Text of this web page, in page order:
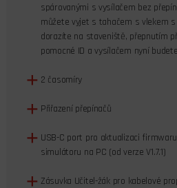
spárovanými s vysílačem bez
můžete vyjet s tahačem s vlekem
dorazíte na staveniště, přepnutím
pomocné ID a vysílačem nyní
2 časomíry
Přiřazení přepínačů
USB-C port pro aktualizaci
simulátoru na PC (od verze V1.7.1)
Zásuvka Učitel-žák pro kabelové